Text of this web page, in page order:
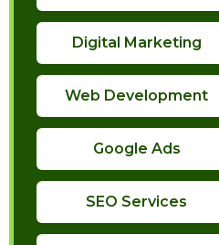
Digital Marketing
Web Development
Google Ads
SEO Services